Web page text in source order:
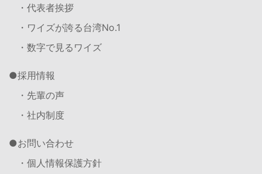
・代表者挨拶
・ワイズが誇る台湾No.1
・数字で見るワイズ
採用情報
・先輩の声
・社内制度
お問い合わせ
・個人情報保護方針